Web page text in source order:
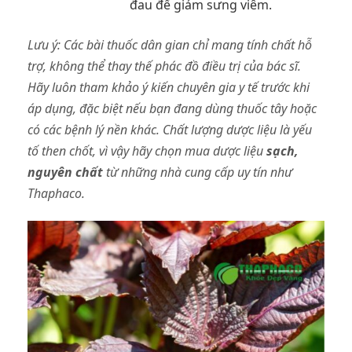
đau để giảm sưng viêm.
Lưu ý: Các bài thuốc dân gian chỉ mang tính chất hỗ
trợ, không thể thay thế phác đồ điều trị của bác sĩ.
Hãy luôn tham khảo ý kiến chuyên gia y tế trước khi
áp dụng, đặc biệt nếu bạn đang dùng thuốc tây hoặc
có các bệnh lý nền khác. Chất lượng dược liệu là yếu
tố then chốt, vì vậy hãy chọn mua dược liệusạch,
nguyên chất từ những nhà cung cấp uy tín như
Thaphaco.